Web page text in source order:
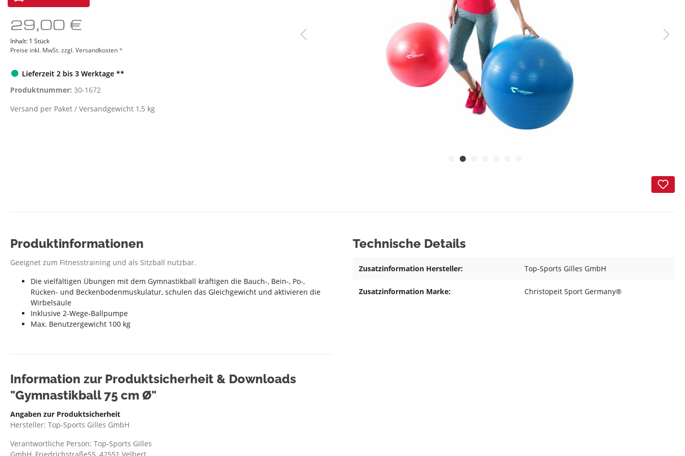
Sonstige Geräte
29,00 €
Inhalt: 1 Stück
Preise inkl. MwSt. zzgl. Versandkosten*
Lieferzeit 2 bis 3 Werktage **
Produktnummer: 30-1672
Versand per Paket / Versandgewicht 1,5 kg
Produktinformationen
Geeignet zum Fitnesstraining und als Sitzball nutzbar.
Die vielfältigen Übungen mit dem Gymnastikball kräftigen die Bauch-, Bein-, Po-,
Rücken- und Beckenbodenmuskulatur, schulen das Gleichgewicht und aktivieren die
Wirbelsäule
Inklusive 2-Wege-Ballpumpe
Max. Benutzergewicht 100 kg
Information zur Produktsicherheit & Downloads
"Gymnastikball 75 cm Ø"
Angaben zur Produktsicherheit
Hersteller: Top-Sports Gilles GmbH
Verantwortliche Person: Top-Sports Gilles
Technische Details
Zusatzinformation Hersteller: Top-Sports Gilles GmbH
Zusatzinformation Marke: Christopeit Sport Germany®